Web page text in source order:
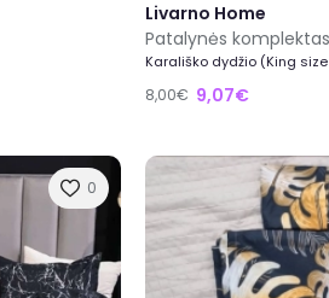
Livarno Home
Patalynės komplektas
Karališko dydžio (King
8,00€ 9,07€
0